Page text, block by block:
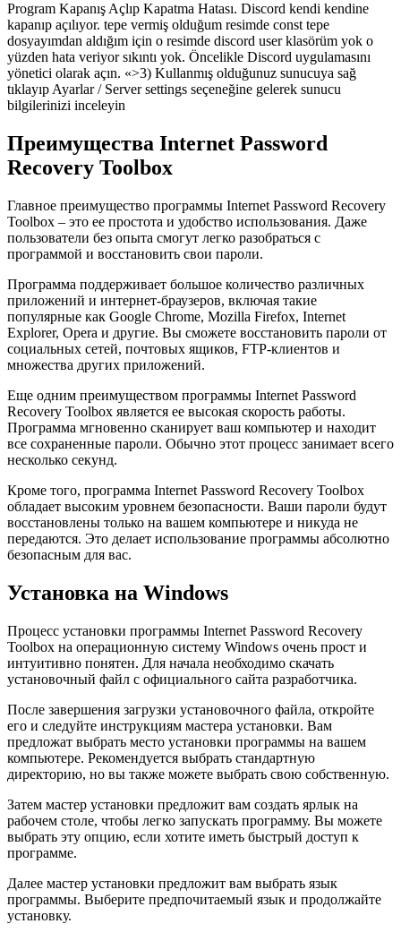
Program Kapanış Açlıp Kapatma Hatası. Discord kendi kendine
kapanıp açılıyor. tepe vermiş olduğum resimde const tepe
dosyayımdan aldığım için o resimde discord user klasörüm yok o
yüzden hata veriyor sıkıntı yok. Öncelikle Discord uygulamasını
yönetici olarak açın. «>3) Kullanmış olduğunuz sunucuya sağ
tıklayıp Ayarlar / Server settings seçeneğine gelerek sunucu
bilgilerinizi inceleyin
Преимущества Internet Password
Recovery Toolbox
Главное преимущество программы Internet Password Recovery
Toolbox – это ее простота и удобство использования. Даже
пользователи без опыта смогут легко разобраться с
программой и восстановить свои пароли.
Программа поддерживает большое количество различных
приложений и интернет-браузеров, включая такие
популярные как Google Chrome, Mozilla Firefox, Internet
Explorer, Opera и другие. Вы сможете восстановить пароли от
социальных сетей, почтовых ящиков, FTP-клиентов и
множества других приложений.
Еще одним преимуществом программы Internet Password
Recovery Toolbox является ее высокая скорость работы.
Программа мгновенно сканирует ваш компьютер и находит
все сохраненные пароли. Обычно этот процесс занимает всего
несколько секунд.
Кроме того, программа Internet Password Recovery Toolbox
обладает высоким уровнем безопасности. Ваши пароли будут
восстановлены только на вашем компьютере и никуда не
передаются. Это делает использование программы абсолютно
безопасным для вас.
Установка на Windows
Процесс установки программы Internet Password Recovery
Toolbox на операционную систему Windows очень прост и
интуитивно понятен. Для начала необходимо скачать
установочный файл с официального сайта разработчика.
После завершения загрузки установочного файла, откройте
его и следуйте инструкциям мастера установки. Вам
предложат выбрать место установки программы на вашем
компьютере. Рекомендуется выбрать стандартную
директорию, но вы также можете выбрать свою собственную.
Затем мастер установки предложит вам создать ярлык на
рабочем столе, чтобы легко запускать программу. Вы можете
выбрать эту опцию, если хотите иметь быстрый доступ к
программе.
Далее мастер установки предложит вам выбрать язык
программы. Выберите предпочитаемый язык и продолжайте
установку.